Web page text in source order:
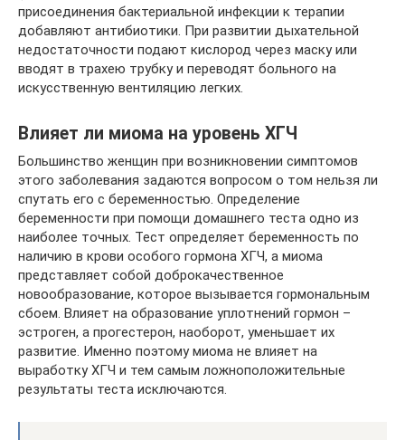
присоединения бактериальной инфекции к терапии
добавляют антибиотики. При развитии дыхательной
недостаточности подают кислород через маску или
вводят в трахею трубку и переводят больного на
искусственную вентиляцию легких.
Влияет ли миома на уровень ХГЧ
Большинство женщин при возникновении симптомов
этого заболевания задаются вопросом о том нельзя ли
спутать его с беременностью. Определение
беременности при помощи домашнего теста одно из
наиболее точных. Тест определяет беременность по
наличию в крови особого гормона ХГЧ, а миома
представляет собой доброкачественное
новообразование, которое вызывается гормональным
сбоем. Влияет на образование уплотнений гормон –
эстроген, а прогестерон, наоборот, уменьшает их
развитие. Именно поэтому миома не влияет на
выработку ХГЧ и тем самым ложноположительные
результаты теста исключаются.